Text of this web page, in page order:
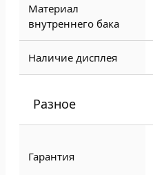
Материал
внутреннего бака
Наличие дисплея
Разное
Гарантия